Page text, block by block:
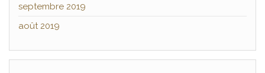
septembre 2019
août 2019